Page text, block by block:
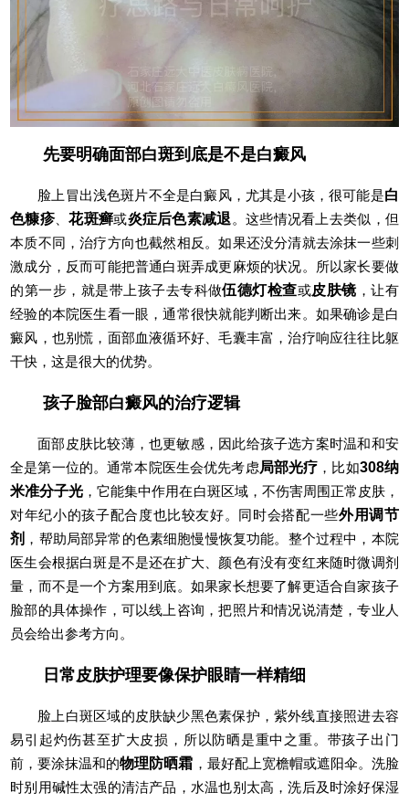
先要明确面部白斑到底是不是白癜风
脸上冒出浅色斑片不全是白癜风，尤其是小孩，很可能是白
色糠疹、花斑癣或炎症后色素减退 。这些情况看上去类似，但
本质不同，治疗方向也截然相反。如果还没分清就去涂抹一些刺
激成分，反而可能把普通白斑弄成更麻烦的状况。所以家长要做
的第一步，就是带上孩子去专科做伍德灯检查或皮肤镜，让有
经验的本院医生看一眼，通常很快就能判断出来。如果确诊是白
癜风，也别慌，面部血液循环好、毛囊丰富，治疗响应往往比躯
干快，这是很大的优势。
孩子脸部白癜风的治疗逻辑
面部皮肤比较薄，也更敏感，因此给孩子选方案时温和和安
全是第一位的。通常本院医生会优先考虑局部光疗 ，比如308纳
米准分子光 ，它能集中作用在白斑区域，不伤害周围正常皮肤，
对年纪小的孩子配合度也比较友好。同时会搭配一些外用调节
剂 ，帮助局部异常的色素细胞慢慢恢复功能。整个过程中，本院
医生会根据白斑是不是还在扩大、颜色有没有变红来随时微调剂
量，而不是一个方案用到底。如果家长想要了解更适合自家孩子
脸部的具体操作，可以线上咨询，把照片和情况说清楚，专业人
员会给出参考方向。
日常皮肤护理要像保护眼睛一样精细
脸上白斑区域的皮肤缺少黑色素保护，紫外线直接照进去容
易引起灼伤甚至扩大皮损，所以防晒是重中之重。带孩子出门
前，要涂抹温和的物理防晒霜 ，最好配上宽檐帽或遮阳伞。洗脸
时别用碱性太强的清洁产品，水温也别太高，洗后及时涂好保湿